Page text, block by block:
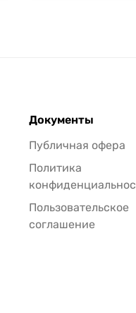
Документы
Публичная офера
Политика
Пользовательское
соглашение